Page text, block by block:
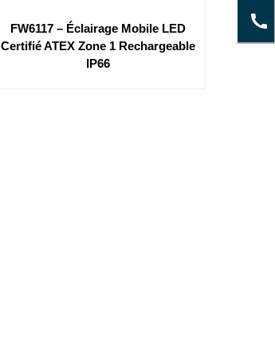
FW6117 – Éclairage Mobile LED
Certifié ATEX Zone 1 Rechargeable
IP66